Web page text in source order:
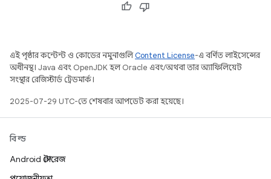
এই পৃষ্ঠার কন্টেন্ট ও কোডের নমুনাগুলিContent License-এ বর্ণিত লাইসেন্সের
অধীনস্থ। Java এবং OpenJDK হল Oracle এবং/অথবা তার অ্যাফিলিয়েট
সংস্থার রেজিস্টার্ড ট্রেডমার্ক।
2025-07-29 UTC-তে শেষবার আপডেট করা হয়েছে।
বিল্ড
Android স্টোরেজ